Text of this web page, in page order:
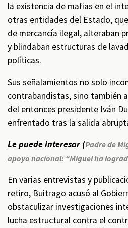
la existencia de mafias en el
otras entidades del Estado,
de mercancía ilegal, alteraban
y blindaban estructuras de
políticas.
Sus señalamientos no solo
contrabandistas, sino también
del entonces presidente Iván
enfrentado tras la salida
Le puede interesar (Padre de
apoyo nacional: “Miguel ha
En varias entrevistas y
retiro, Buitrago acusó al
obstaculizar investigaciones
lucha estructural contra el